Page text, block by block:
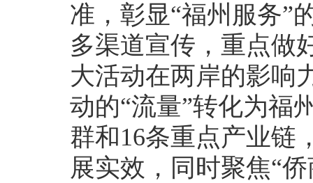
准，彰显“福州服务”
多渠道宣传，重点做
大活动在两岸的影响
动的“流量”转化为福
群和16条重点产业链
展实效，同时聚焦“